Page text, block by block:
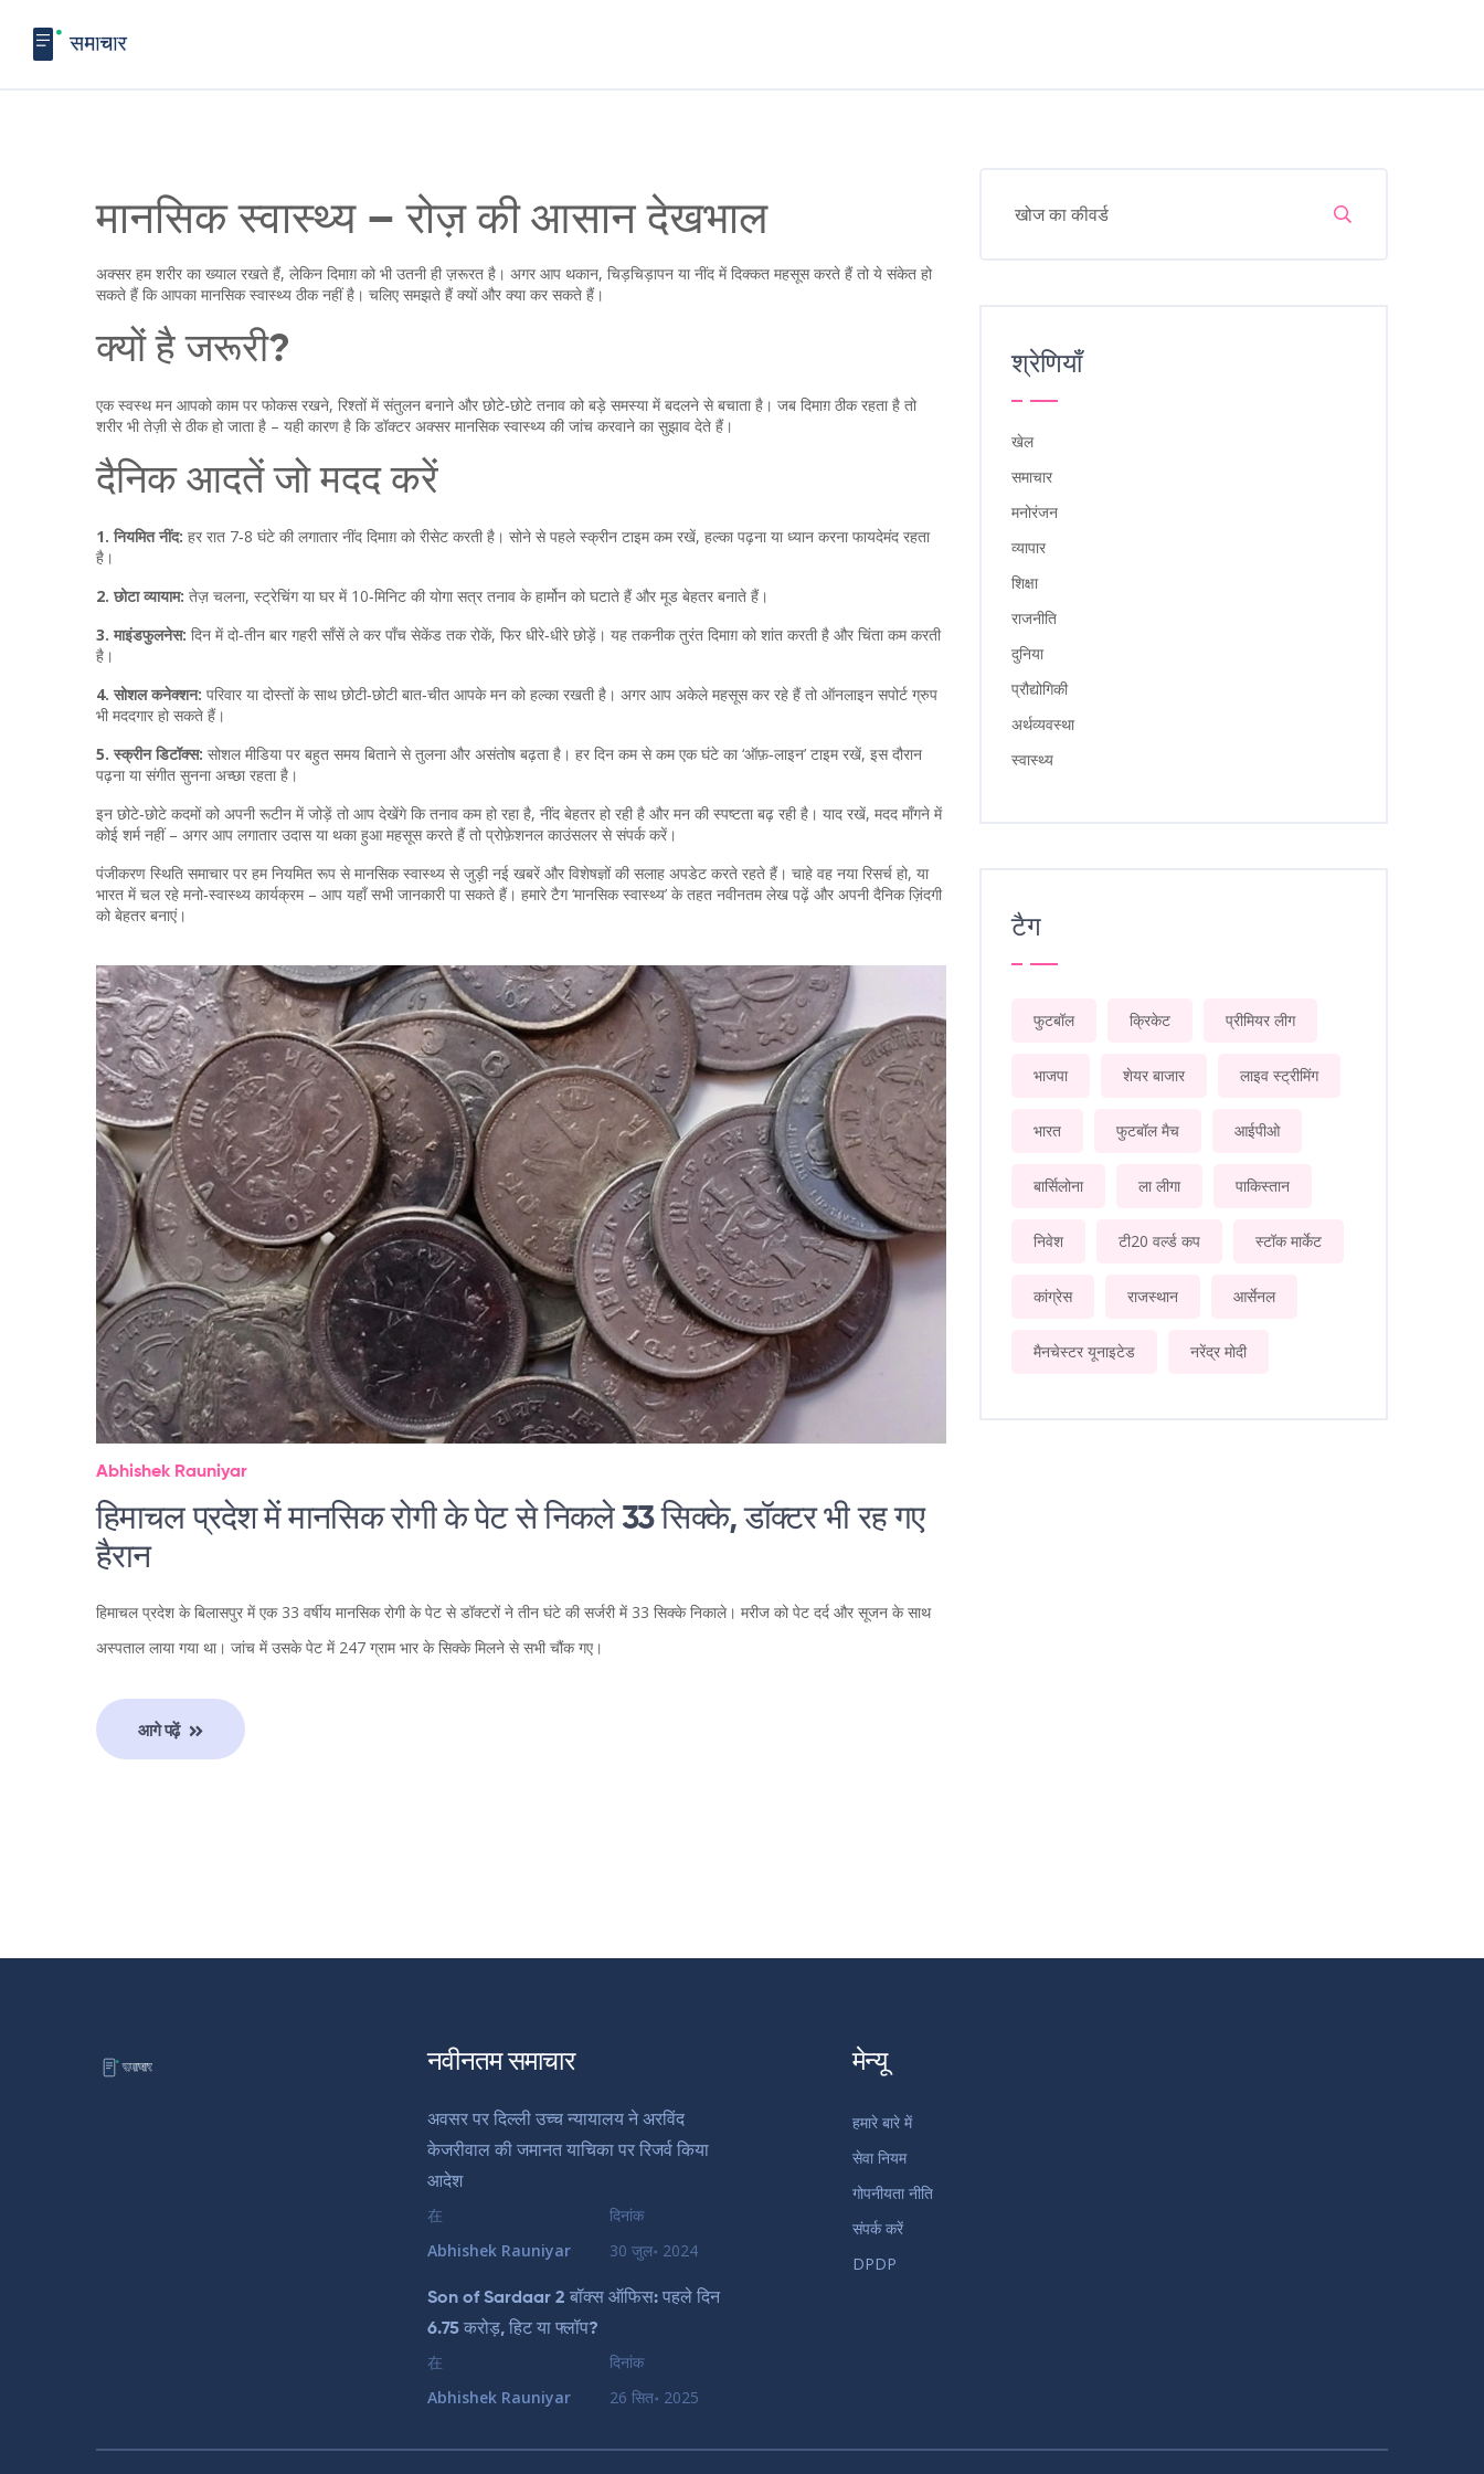
मानसिक स्वास्थ्य – रोज़ की आसान देखभाल
अक्सर हम शरीर का ख्याल रखते हैं, लेकिन दिमाग़ को भी उतनी ही ज़रूरत है। अगर आप थकान, चिड़चिड़ापन या नींद में दिक्कत महसूस करते हैं तो ये संकेत हो
सकते हैं कि आपका मानसिक स्वास्थ्य ठीक नहीं है। चलिए समझते हैं क्यों और क्या कर सकते हैं।
क्यों है जरूरी?
एक स्वस्थ मन आपको काम पर फोकस रखने, रिश्तों में संतुलन बनाने और छोटे‑छोटे तनाव को बड़े समस्या में बदलने से बचाता है। जब दिमाग़ ठीक रहता है तो
शरीर भी तेज़ी से ठीक हो जाता है – यही कारण है कि डॉक्टर अक्सर मानसिक स्वास्थ्य की जांच करवाने का सुझाव देते हैं।
दैनिक आदतें जो मदद करें
1. नियमित नींद: हर रात 7‑8 घंटे की लगातार नींद दिमाग़ को रीसेट करती है। सोने से पहले स्क्रीन टाइम कम रखें, हल्का पढ़ना या ध्यान करना फायदेमंद रहता
है।
2. छोटा व्यायाम: तेज़ चलना, स्ट्रेचिंग या घर में 10‑मिनिट की योगा सत्र तनाव के हार्मोन को घटाते हैं और मूड बेहतर बनाते हैं।
3. माइंडफुलनेस: दिन में दो‑तीन बार गहरी साँसें ले कर पाँच सेकेंड तक रोकें, फिर धीरे‑धीरे छोड़ें। यह तकनीक तुरंत दिमाग़ को शांत करती है और चिंता कम करती
है।
4. सोशल कनेक्शन: परिवार या दोस्तों के साथ छोटी‑छोटी बात‑चीत आपके मन को हल्का रखती है। अगर आप अकेले महसूस कर रहे हैं तो ऑनलाइन सपोर्ट ग्रुप
भी मददगार हो सकते हैं।
5. स्क्रीन डिटॉक्स: सोशल मीडिया पर बहुत समय बिताने से तुलना और असंतोष बढ़ता है। हर दिन कम से कम एक घंटे का ‘ऑफ़‑लाइन’ टाइम रखें, इस दौरान
पढ़ना या संगीत सुनना अच्छा रहता है।
इन छोटे‑छोटे कदमों को अपनी रूटीन में जोड़ें तो आप देखेंगे कि तनाव कम हो रहा है, नींद बेहतर हो रही है और मन की स्पष्टता बढ़ रही है। याद रखें, मदद माँगने में
कोई शर्म नहीं – अगर आप लगातार उदास या थका हुआ महसूस करते हैं तो प्रोफ़ेशनल काउंसलर से संपर्क करें।
पंजीकरण स्थिति समाचार पर हम नियमित रूप से मानसिक स्वास्थ्य से जुड़ी नई खबरें और विशेषज्ञों की सलाह अपडेट करते रहते हैं। चाहे वह नया रिसर्च हो, या
भारत में चल रहे मनो‑स्वास्थ्य कार्यक्रम – आप यहाँ सभी जानकारी पा सकते हैं। हमारे टैग ‘मानसिक स्वास्थ्य’ के तहत नवीनतम लेख पढ़ें और अपनी दैनिक ज़िंदगी
को बेहतर बनाएं।
Abhishek Rauniyar
हिमाचल प्रदेश में मानसिक रोगी के पेट से निकले 33 सिक्के, डॉक्टर भी रह गए
हैरान
हिमाचल प्रदेश के बिलासपुर में एक 33 वर्षीय मानसिक रोगी के पेट से डॉक्टरों ने तीन घंटे की सर्जरी में 33 सिक्के निकाले। मरीज को पेट दर्द और सूजन के साथ
अस्पताल लाया गया था। जांच में उसके पेट में 247 ग्राम भार के सिक्के मिलने से सभी चौंक गए।
आगे पढ़ें
श्रेणियाँ
खेल
समाचार
मनोरंजन
व्यापार
शिक्षा
राजनीति
दुनिया
प्रौद्योगिकी
अर्थव्यवस्था
स्वास्थ्य
टैग
फुटबॉल क्रिकेट प्रीमियर लीग
भाजपा शेयर बाजार लाइव स्ट्रीमिंग
भारत फुटबॉल मैच आईपीओ
बार्सिलोना ला लीगा पाकिस्तान
निवेश टी20 वर्ल्ड कप स्टॉक मार्केट
कांग्रेस राजस्थान आर्सेनल
मैनचेस्टर यूनाइटेड नरेंद्र मोदी
नवीनतम समाचार
अवसर पर दिल्ली उच्च न्यायालय ने अरविंद
केजरीवाल की जमानत याचिका पर रिजर्व किया
आदेश
在
Abhishek Rauniyar
दिनांक
30 जुल॰ 2024
Son of Sardaar 2 बॉक्स ऑफिस: पहले दिन
6.75 करोड़, हिट या फ्लॉप?
在
Abhishek Rauniyar
दिनांक
26 सित॰ 2025
मेन्यू
हमारे बारे में
सेवा नियम
गोपनीयता नीति
संपर्क करें
DPDP